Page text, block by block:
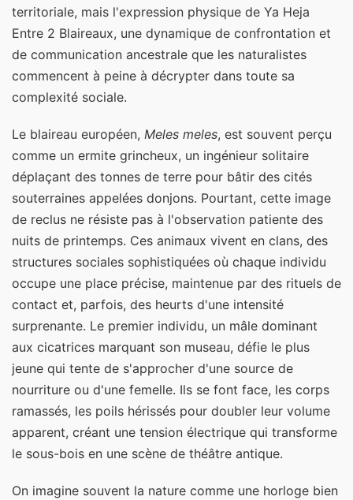
territoriale, mais l'expression physique de Ya Heja
Entre 2 Blaireaux, une dynamique de confrontation et
de communication ancestrale que les naturalistes
commencent à peine à décrypter dans toute sa
complexité sociale.
Le blaireau européen, Meles meles, est souvent perçu
comme un ermite grincheux, un ingénieur solitaire
déplaçant des tonnes de terre pour bâtir des cités
souterraines appelées donjons. Pourtant, cette image
de reclus ne résiste pas à l'observation patiente des
nuits de printemps. Ces animaux vivent en clans, des
structures sociales sophistiquées où chaque individu
occupe une place précise, maintenue par des rituels de
contact et, parfois, des heurts d'une intensité
surprenante. Le premier individu, un mâle dominant
aux cicatrices marquant son museau, défie le plus
jeune qui tente de s'approcher d'une source de
nourriture ou d'une femelle. Ils se font face, les corps
ramassés, les poils hérissés pour doubler leur volume
apparent, créant une tension électrique qui transforme
le sous-bois en une scène de théâtre antique.
On imagine souvent la nature comme une horloge bien